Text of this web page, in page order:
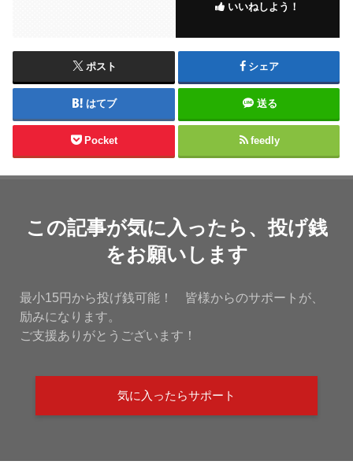
いいねしよう！
ポスト シェア
はてブ 送る
Pocket feedly
この記事が気に入ったら、投げ銭
をお願いします
最小15円から投げ銭可能！ 皆様からのサポートが、
励みになります。
ご支援ありがとうございます！
気に入ったらサポート